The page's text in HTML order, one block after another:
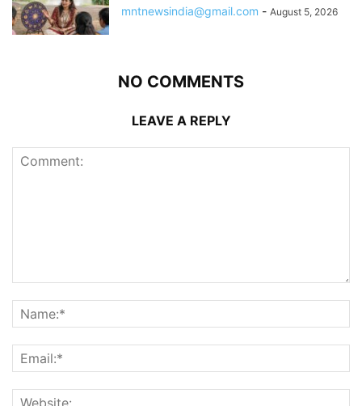
mntnewsindia@gmail.com - August 5, 2026
NO COMMENTS
LEAVE A REPLY